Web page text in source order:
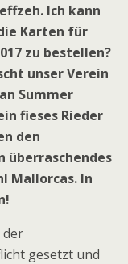
Ich kann
Karten für
zu bestellen?
unser Verein
Summer
fieses Rieder
den
überraschendes
Mallorcas. In
der
gesetzt und